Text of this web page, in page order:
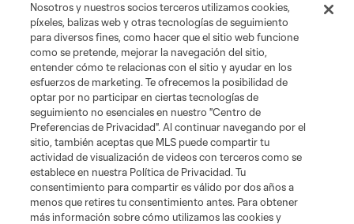
Club
Tickets
News
MLSSOCCER.COM
Nosotros y nuestros socios terceros utilizamos cookies,
píxeles, balizas web y otras tecnologías de seguimiento
para diversos fines, como hacer que el sitio web funcione
como se pretende, mejorar la navegación del sitio,
entender cómo te relacionas con el sitio y ayudar en los
esfuerzos de marketing. Te ofrecemos la posibilidad de
optar por no participar en ciertas tecnologías de
seguimiento no esenciales en nuestro "Centro de
Preferencias de Privacidad". Al continuar navegando por el
sitio, también aceptas que MLS puede compartir tu
actividad de visualización de videos con terceros como se
establece en nuestra Política de Privacidad. Tu
consentimiento para compartir es válido por dos años a
menos que retires tu consentimiento antes. Para obtener
más información sobre cómo utilizamos las cookies y